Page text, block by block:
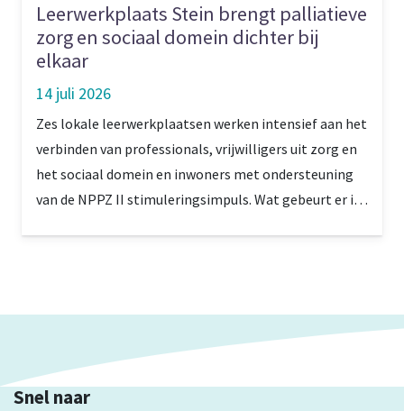
Leerwerkplaats Stein brengt palliatieve
zorg en sociaal domein dichter bij
elkaar
14 juli 2026
Zes lokale leerwerkplaatsen werken intensief aan het
verbinden van professionals, vrijwilligers uit zorg en
het sociaal domein en inwoners met ondersteuning
van de NPPZ II stimuleringsimpuls. Wat gebeurt er in
Snel naar